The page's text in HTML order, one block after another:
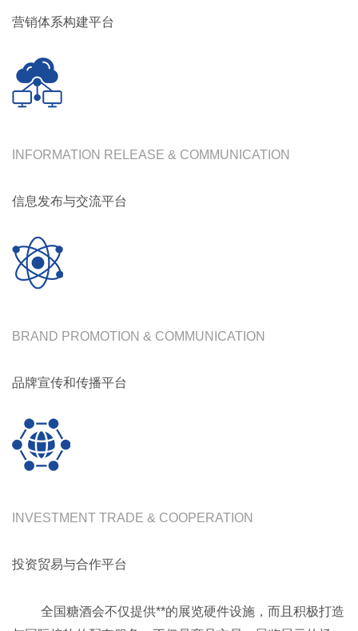
营销体系构建平台
INFORMATION RELEASE & COMMUNICATION
信息发布与交流平台
BRAND PROMOTION & COMMUNICATION
品牌宣传和传播平台
INVESTMENT TRADE & COOPERATION
投资贸易与合作平台
全国糖酒会不仅提供**的展览硬件设施，而且积极打造